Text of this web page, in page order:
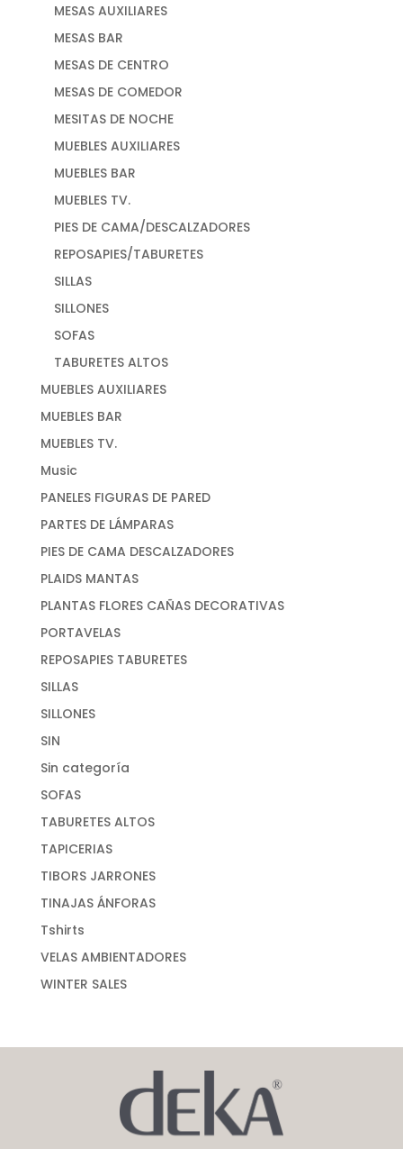
MESAS AUXILIARES
MESAS BAR
MESAS DE CENTRO
MESAS DE COMEDOR
MESITAS DE NOCHE
MUEBLES AUXILIARES
MUEBLES BAR
MUEBLES TV.
PIES DE CAMA/DESCALZADORES
REPOSAPIES/TABURETES
SILLAS
SILLONES
SOFAS
TABURETES ALTOS
MUEBLES AUXILIARES
MUEBLES BAR
MUEBLES TV.
Music
PANELES FIGURAS DE PARED
PARTES DE LÁMPARAS
PIES DE CAMA DESCALZADORES
PLAIDS MANTAS
PLANTAS FLORES CAÑAS DECORATIVAS
PORTAVELAS
REPOSAPIES TABURETES
SILLAS
SILLONES
SIN
Sin categoría
SOFAS
TABURETES ALTOS
TAPICERIAS
TIBORS JARRONES
TINAJAS ÁNFORAS
Tshirts
VELAS AMBIENTADORES
WINTER SALES